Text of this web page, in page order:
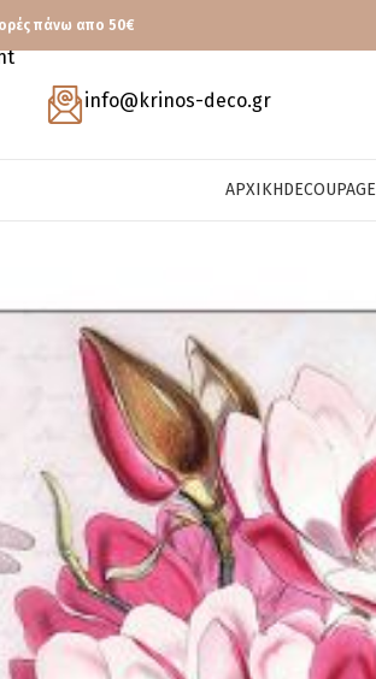
πάνω απο 50€
info@krinos-deco.gr
ΑΡΧΙΚΉDECOUPAGE